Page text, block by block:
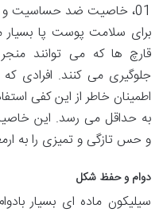
01، خاصیت ضد حساسیت و
برای سلامت پوست پا بسیار
قارچ ها که می توانند
جلوگیری می کنند. افرادی
اطمینان خاطر از این کفی
به حداقل می رسد. این
و حس تازگی و تمیزی را به
دوام و حفظ شکل
سیلیکون ماده ای بسیار